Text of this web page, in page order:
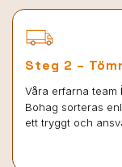
Steg 2 –
Våra erfarna team
Bohag sorteras
ett tryggt och